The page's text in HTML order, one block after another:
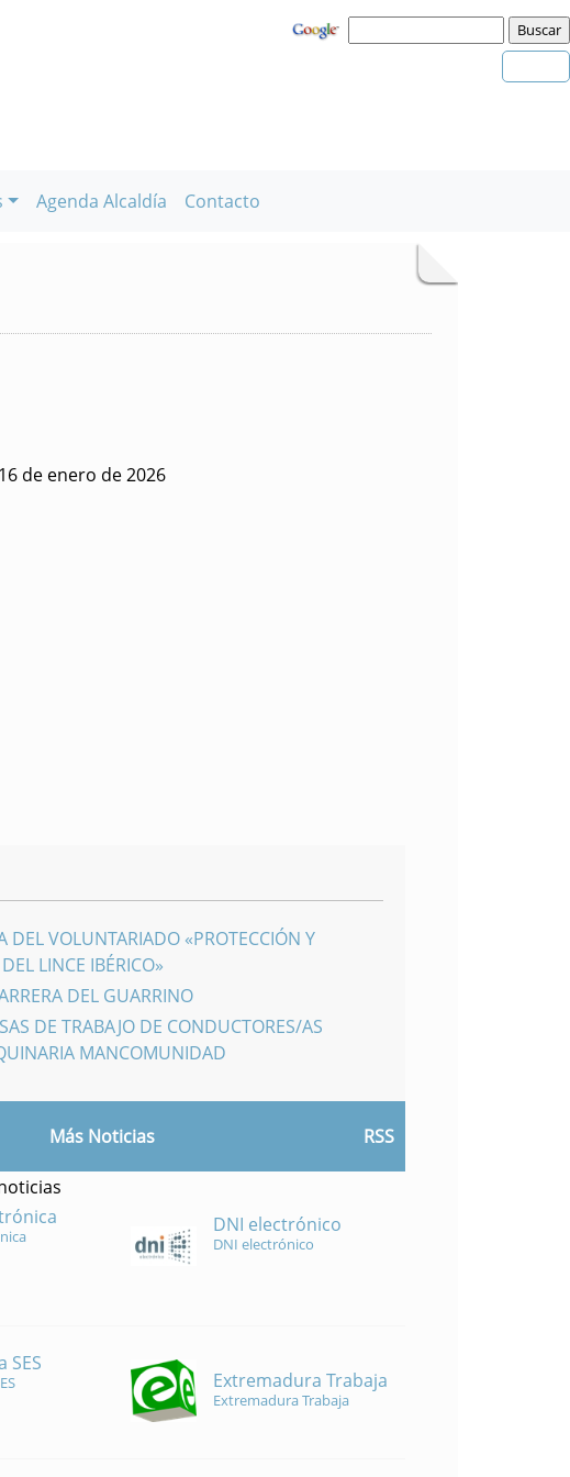
Agenda Alcaldía Contacto
de enero de 2026
DEL VOLUNTARIADO «PROTECCIÓN Y
LINCE IBÉRICO»
DEL GUARRINO
DE TRABAJO DE CONDUCTORES/AS
MANCOMUNIDAD
Más Noticias RSS
DNI electrónico
DNI electrónico
SES
Extremadura Trabaja
Extremadura Trabaja